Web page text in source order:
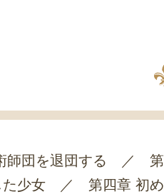
師団を退団する ／
た少女 ／ 第四章 初